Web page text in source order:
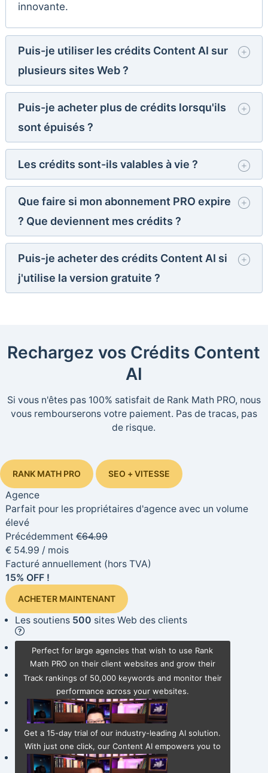
innovante.
Puis-je utiliser les crédits Content AI sur
plusieurs sites Web ?
Puis-je acheter plus de crédits lorsqu'ils
sont épuisés ?
Les crédits sont-ils valables à vie ?
Que faire si mon abonnement PRO expire
? Que deviennent mes crédits ?
Puis-je acheter des crédits Content AI si
j'utilise la version gratuite ?
Rechargez vos Crédits Content
AI
Si vous n'êtes pas 100% satisfait de Rank Math PRO, nous
vous rembourserons votre paiement. Pas de tracas, pas
de risque.
RANK MATH PRO SEO + VITESSE
Agence
Parfait pour les propriétaires d'agence avec un volume
élevé
Précédemment €64.99
€54.99 / mois
Facturé annuellement (hors TVA)
15% OFF !
ACHETER MAINTENANT
Les soutiens 500 sites Web des clients
Perfect for large agencies that wish to use Rank
Math PRO on their client websites and grow their
business.
Pister50,000Mots clés
Track rankings of 50,000 keywords and monitor their
performance across your websites.
Schéma puissantGénérateur
GratuitEssai Content AI (Expert Plan)
Get a 15-day trial of our industry-leading AI solution.
With just one click, our Content AI empowers you to
effortlessly create SEO-optimized content.
AI Link Genius NOUVEAU
Vérificateur de lien briséNOUVEAU